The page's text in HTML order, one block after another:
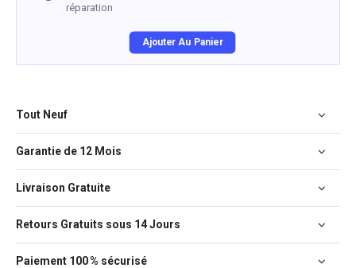
réparation
Ajouter Au Panier
Tout Neuf
Garantie de 12 Mois
Livraison Gratuite
Retours Gratuits sous 14 Jours
Paiement 100 % sécurisé